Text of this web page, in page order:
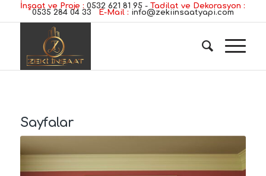
İnşaat ve Proje : 0532 621 81 95 - Tadilat ve Dekorasyon :
0535 284 04 33 E-Mail : info@zekiinsaatyapi.com
Sayfalar